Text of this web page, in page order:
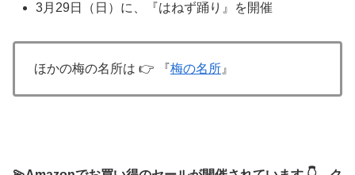
3月29日（日）に、『はねず踊り』を開催
ほかの梅の名所は 👉 『梅の名所 』